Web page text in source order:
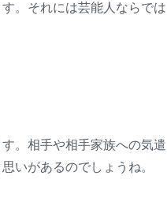
。それには芸能人ならでは
。相手や相手家族への気遣
いがあるのでしょうね。